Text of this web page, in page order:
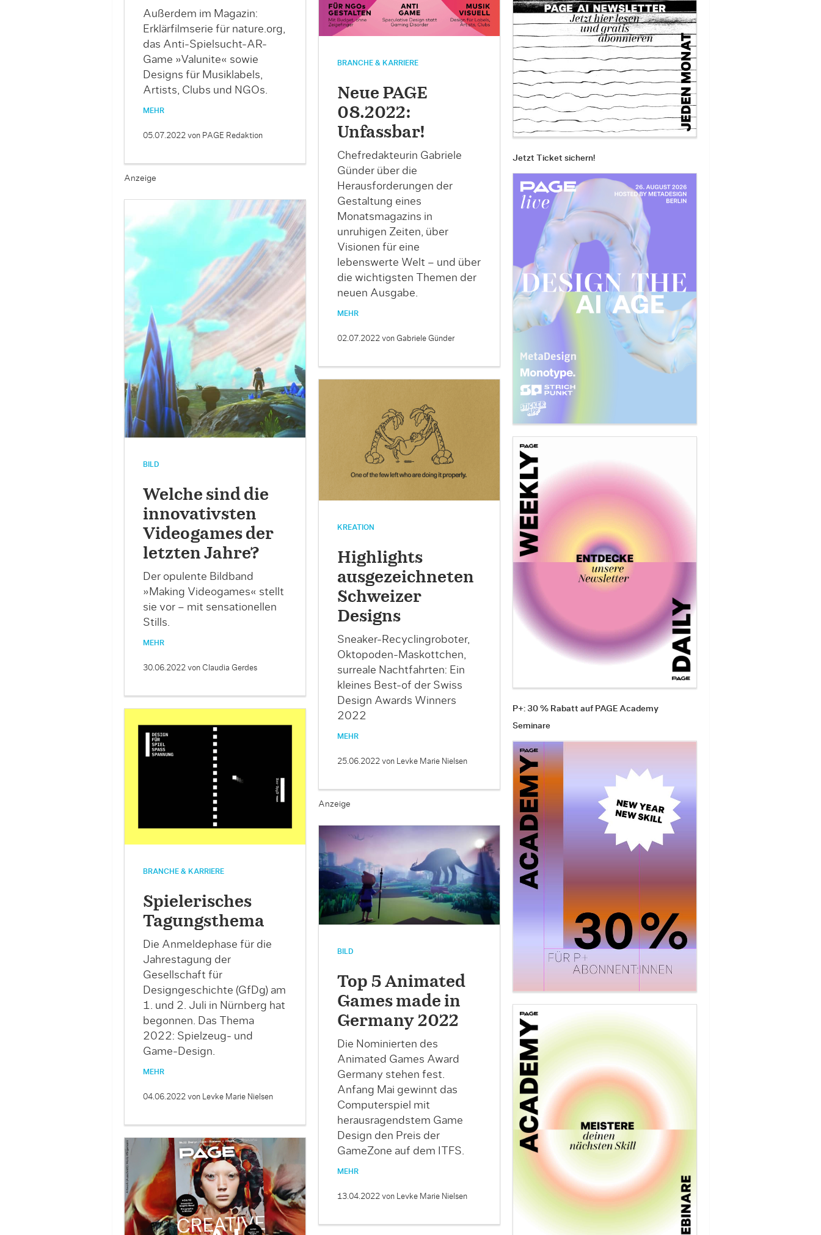
Außerdem im Magazin:
Erklärfilmserie für nature.org,
das Anti-Spielsucht-AR-
Game »Valunite« sowie
Designs für Musiklabels,
Artists, Clubs und NGOs.
MEHR
05.07.2022 von PAGE Redaktion
Anzeige
BRANCHE & KARRIERE
Neue PAGE
08.2022:
Unfassbar!
Chefredakteurin Gabriele
Günder über die
Herausforderungen der
Gestaltung eines
Monatsmagazins in
unruhigen Zeiten, über
Visionen für eine
lebenswerte Welt – und über
die wichtigsten Themen der
neuen Ausgabe.
MEHR
02.07.2022 von Gabriele Günder
BILD
Welche sind die
innovativsten
Videogames der
letzten Jahre?
Der opulente Bildband
»Making Videogames« stellt
sie vor – mit sensationellen
Stills.
MEHR
30.06.2022 von Claudia Gerdes
KREATION
Highlights
ausgezeichneten
Schweizer
Designs
Sneaker-Recyclingroboter,
Oktopoden-Maskottchen,
surreale Nachtfahrten: Ein
kleines Best-of der Swiss
Design Awards Winners
2022
MEHR
25.06.2022 von Levke Marie Nielsen
BRANCHE & KARRIERE
Spielerisches
Tagungsthema
Die Anmeldephase für die
Jahrestagung der
Gesellschaft für
Designgeschichte (GfDg) am
1. und 2. Juli in Nürnberg hat
begonnen. Das Thema
2022: Spielzeug- und
Game-Design.
MEHR
04.06.2022 von Levke Marie Nielsen
Anzeige
BILD
Top 5 Animated
Games made in
Germany 2022
Die Nominierten des
Animated Games Award
Germany stehen fest.
Anfang Mai gewinnt das
Computerspiel mit
herausragendstem Game
Design den Preis der
GameZone auf dem ITFS.
MEHR
13.04.2022 von Levke Marie Nielsen
Jetzt Ticket sichern!
P+: 30 % Rabatt auf PAGE Academy
Seminare